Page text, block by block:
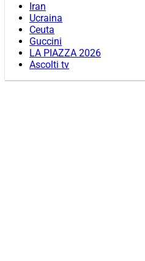
Iran
Ucraina
Ceuta
Guccini
LA PIAZZA 2026
Ascolti tv